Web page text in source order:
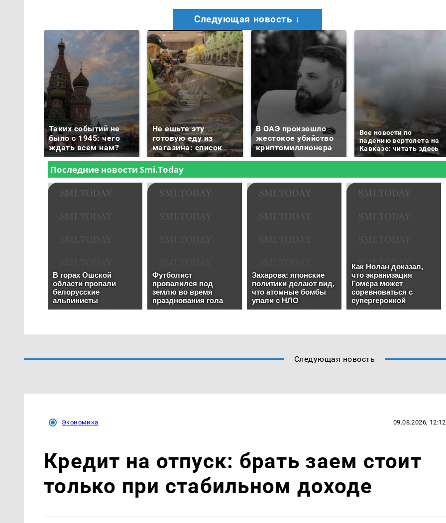
Следующая новость ↓
Таких событий не
было с 1945: чего
ждать всем нам?
Не ешьте эту
готовую еду из
магазина: список
В ОАЭ произошло
жестокое убийство
криптомиллионера
Все новости по
падению вертолета на
Кавказе: читать здесь
Следующая новость
Экономика 09.08.2026, 12:12
Кредит на отпуск: брать заем стоит
только при стабильном доходе